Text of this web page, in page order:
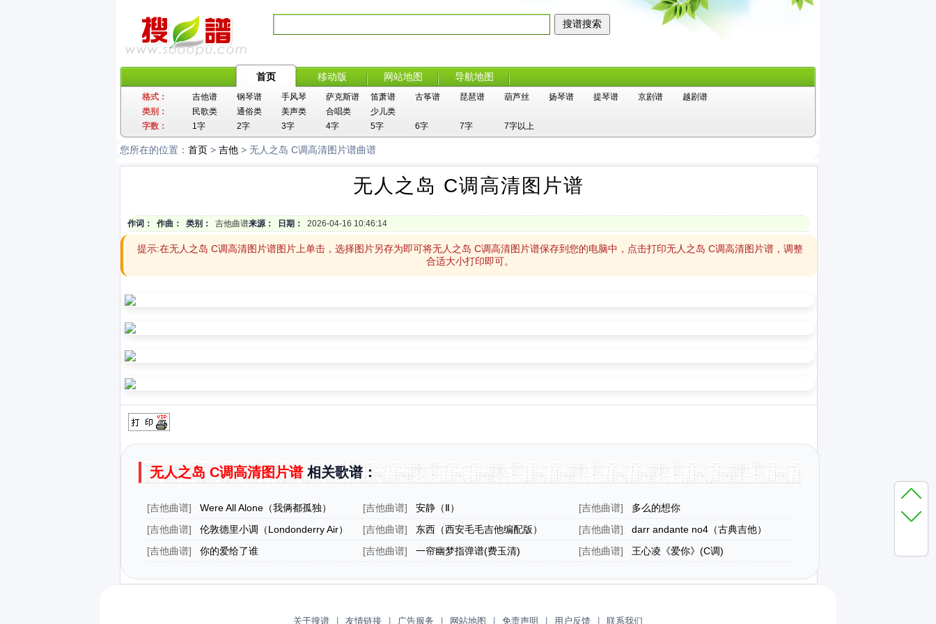
首页 移动版 网站地图 导航地图
格式： 吉他谱 钢琴谱 手风琴 萨克斯谱 笛萧谱 古筝谱 琵琶谱 葫芦丝 扬琴谱 提琴谱 京剧谱
越剧谱
类别：
民歌类 通俗类 美声类 合唱类
少儿类
字数：
1字 2字 3字 4字 5字 6字 7字 7字以上
您所在的位置： 首页 > 吉他 > 无人之岛 C调高清图片谱曲谱
无人之岛 C调高清图片谱
作词： 作曲： 类别： 吉他曲谱来源： 日期： 2026-04-16 10:46:14
提示:在无人之岛 C调高清图片谱图片上单击，选择图片另存为即可将无人之岛 C调高清图片谱保存到您的电脑中，点击打印无人之岛 C调高清图片谱，调整
合适大小打印即可。
无人之岛 C调高清图片谱相关歌谱：
[吉他曲谱] Were All Alone（我俩都孤独） [吉他曲谱] 安静（Ⅱ） [吉他曲谱]
多么的想你
[吉他曲谱]
伦敦德里小调（Londonderry Air）
（古典吉他）
[吉他曲谱] 东西（西安毛毛吉他编配版） [吉他曲谱]
darr andante no4（古典吉他）
[吉他曲谱] 你的爱给了谁 [吉他曲谱] 一帘幽梦指弹谱(费玉清) [吉他曲谱] 王心凌《爱你》(C调)
关于搜谱 友情链接 广告服务 网站地图 免责声明 用户反馈 联系我们